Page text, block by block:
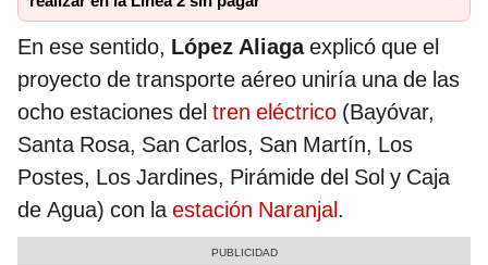
En ese sentido, López Aliagaexplicó que el
proyecto de transporte aéreo uniría una de las
ocho estaciones del tren eléctrico (Bayóvar,
Santa Rosa, San Carlos, San Martín, Los
Postes, Los Jardines, Pirámide del Sol y Caja
de Agua) con laestación Naranjal.